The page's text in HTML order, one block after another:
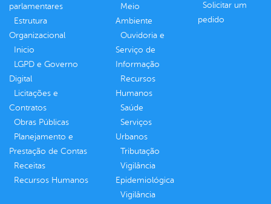
parlamentares
Estrutura
Organizacional
Inicio
LGPD e Governo
Digital
Licitações e
Contratos
Obras Públicas
Planejamento e
Prestação de Contas
Receitas
Recursos Humanos
Meio
Ambiente
Ouvidoria e
Serviço de
Informação
Recursos
Humanos
Saúde
Serviços
Urbanos
Tributação
Vigilância
Epidemiológica
Vigilância
Solicitar um
pedido